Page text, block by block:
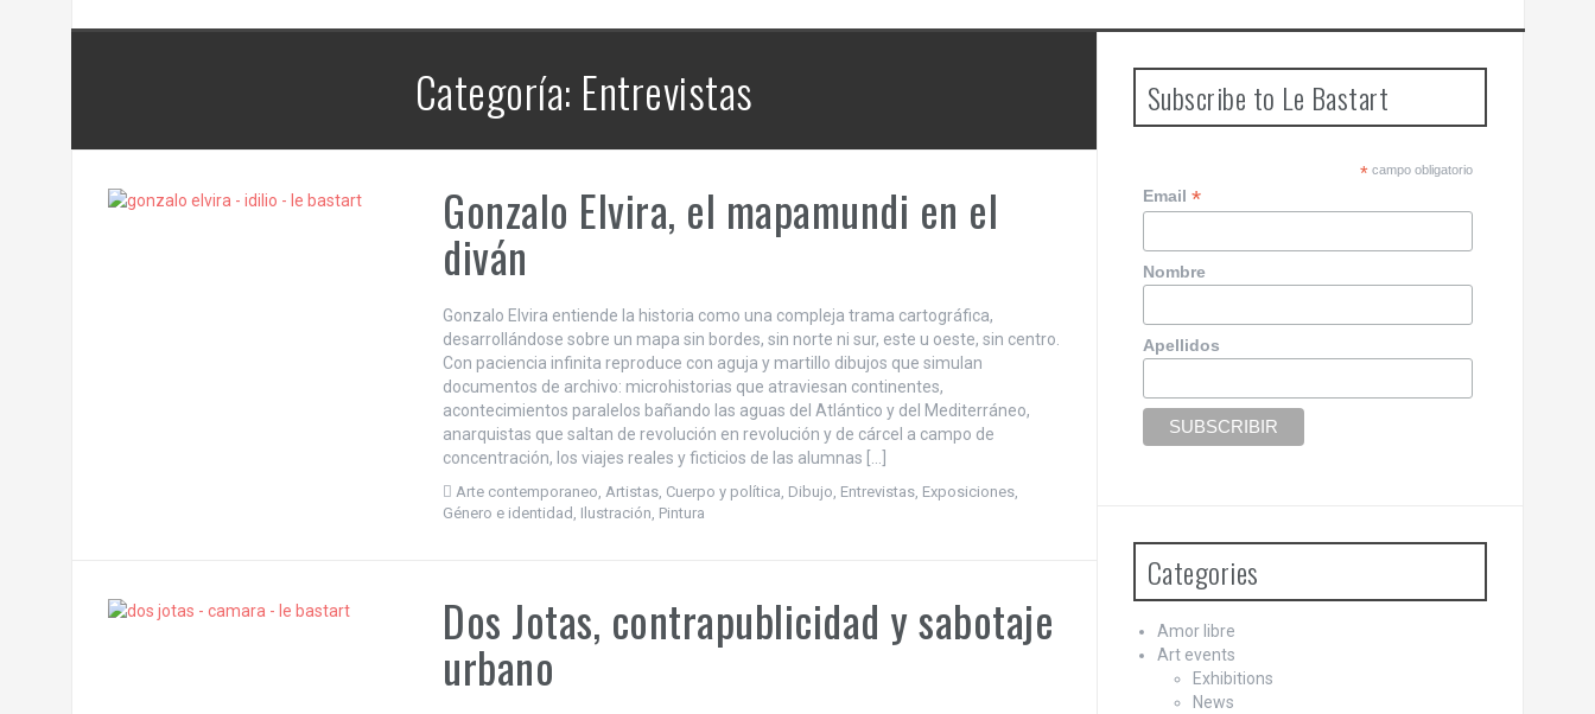
Categoría: Entrevistas
Gonzalo Elvira, el mapamundi en el
diván
Gonzalo Elvira entiende la historia como una compleja trama cartográfica,
desarrollándose sobre un mapa sin bordes, sin norte ni sur, este u oeste, sin centro.
Con paciencia infinita reproduce con aguja y martillo dibujos que simulan
documentos de archivo: microhistorias que atraviesan continentes,
acontecimientos paralelos bañando las aguas del Atlántico y del Mediterráneo,
anarquistas que saltan de revolución en revolución y de cárcel a campo de
concentración, los viajes reales y ficticios de las alumnas […]
Arte contemporaneo,Artistas, Cuerpo y política, Dibujo, Entrevistas, Exposiciones,
Género e identidad , Ilustración, Pintura
Dos Jotas, contrapublicidad y sabotaje
urbano
Subscribe to Le Bastart
*campo obligatorio
Email*
Nombre
Apellidos
Categories
Amor libre
Art events
Exhibitions
News